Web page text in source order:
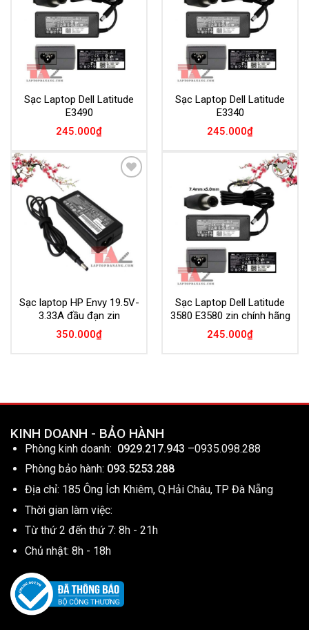
Sạc Laptop Dell Latitude
E3490
245.000₫
Sạc Laptop Dell Latitude
E3340
245.000₫
Sạc laptop HP Envy 19.5V-
3.33A đầu đạn zin
350.000₫
Add to
Wishlist
Sạc Laptop Dell Latitude
3580 E3580 zin chính hãng
245.000₫
KINH DOANH - BẢO HÀNH
Phòng kinh doanh: 0929.217.943 –0935.098.288
Phòng bảo hành: 093.5253.288
Địa chỉ: 185 Ông Ích Khiêm, Q.Hải Châu, TP Đà Nẵng
Thời gian làm việc:
Từ thứ 2 đến thứ 7: 8h - 21h
Chủ nhật: 8h - 18h